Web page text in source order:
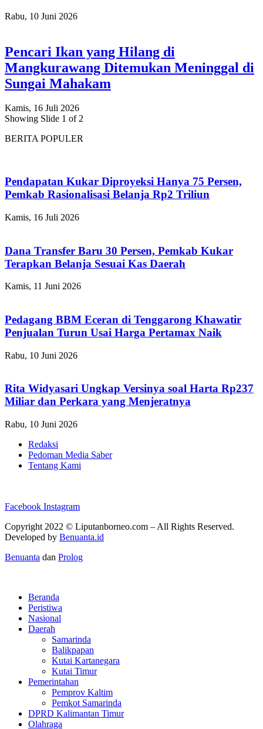
Rabu, 10 Juni 2026
Pencari Ikan yang Hilang di
Mangkurawang Ditemukan Meninggal di
Sungai Mahakam
Kamis, 16 Juli 2026
Showing Slide 1 of 2
BERITA POPULER
Pendapatan Kukar Diproyeksi Hanya 75 Persen,
Pemkab Rasionalisasi Belanja Rp2 Triliun
Kamis, 16 Juli 2026
Dana Transfer Baru 30 Persen, Pemkab Kukar
Terapkan Belanja Sesuai Kas Daerah
Kamis, 11 Juni 2026
Pedagang BBM Eceran di Tenggarong Khawatir
Penjualan Turun Usai Harga Pertamax Naik
Rabu, 10 Juni 2026
Rita Widyasari Ungkap Versinya soal Harta Rp237
Miliar dan Perkara yang Menjeratnya
Rabu, 10 Juni 2026
Redaksi
Pedoman Media Saber
Tentang Kami
Facebook Instagram
Copyright 2022 © Liputanborneo.com – All Rights Reserved.
Developed by Benuanta.id
Benuanta dan Prolog
Beranda
Peristiwa
Nasional
Daerah
Samarinda
Balikpapan
Kutai Kartanegara
Kutai Timur
Pemerintahan
Pemprov Kaltim
Pemkot Samarinda
DPRD Kalimantan Timur
Olahraga